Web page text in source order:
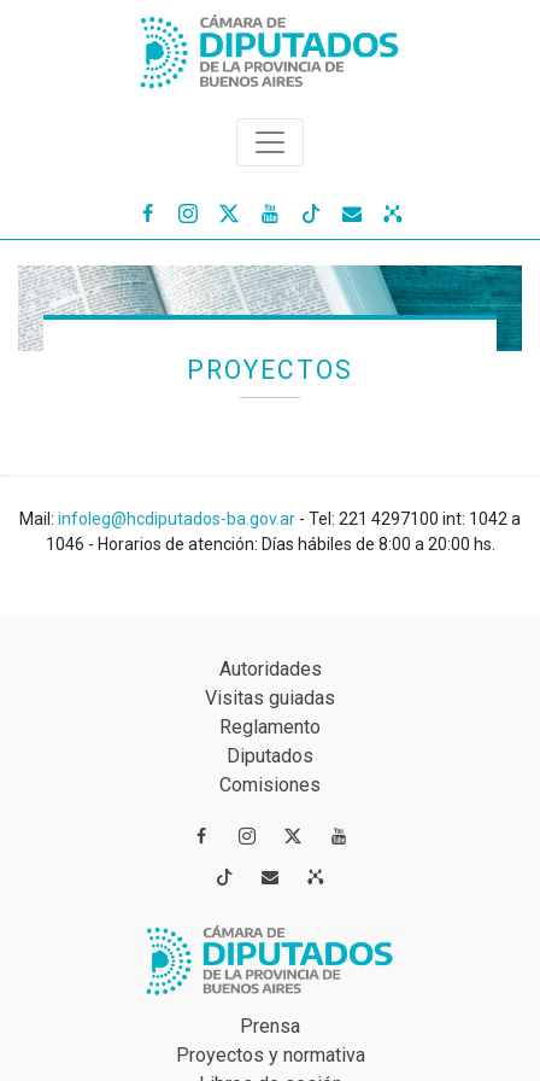
   
PROYECTOS
Mail: infoleg@hcdiputados-ba.gov.ar - Tel: 221 4297100 int: 1042 a
1046 - Horarios de atención: Días hábiles de 8:00 a 20:00 hs.
Autoridades
Visitas guiadas
Reglamento
Diputados
Comisiones
 
 
Prensa
Proyectos y normativa